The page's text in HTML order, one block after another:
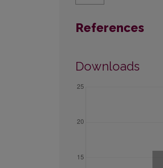
References
Downloads